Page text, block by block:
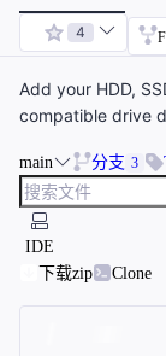
4
Add your HDD,
compatible drive
main 分支 3
IDE
下载zip
Clone